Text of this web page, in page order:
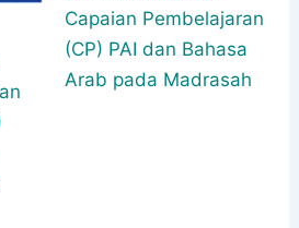
Capaian Pembelajaran
(CP) PAI dan Bahasa
Arab pada Madrasah